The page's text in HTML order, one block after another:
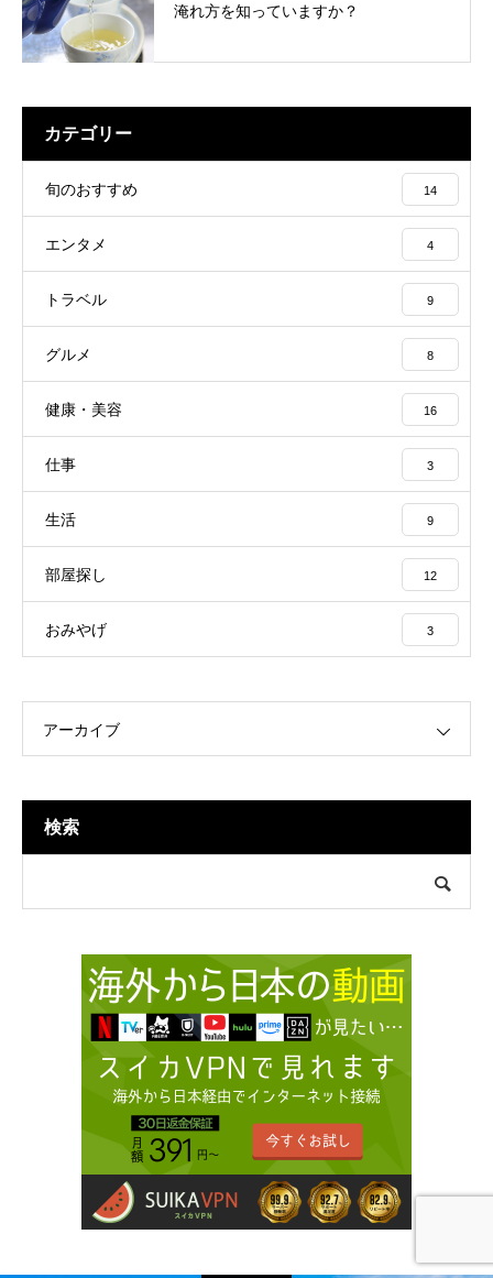
淹れ方を知っていますか？
カテゴリー
旬のおすすめ 14
エンタメ 4
トラベル 9
グルメ 8
健康・美容 16
仕事 3
生活 9
部屋探し 12
おみやげ 3
アーカイブ
検索